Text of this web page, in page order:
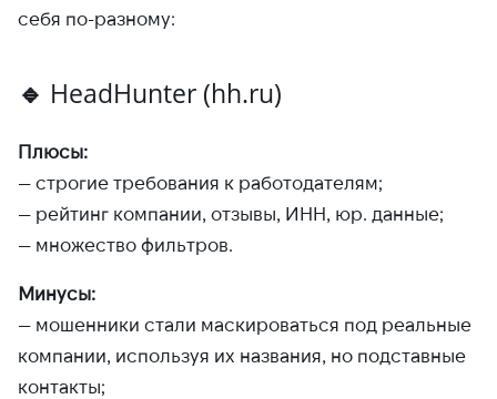
себя по-разному:
🔹 HeadHunter (hh.ru)
Плюсы:
— строгие требования к работодателям;
— рейтинг компании, отзывы, ИНН, юр. данные;
— множество фильтров.
Минусы:
— мошенники стали маскироваться под реальные
компании, используя их названия, но подставные
контакты;